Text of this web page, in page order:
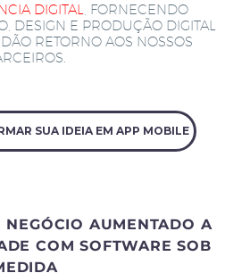
DIGITAL
, FORNECENDO
DESIGN E PRODUÇÃO DIGITAL
RETORNO AOS NOSSOS
SUA IDEIA EM APP MOBILE
NEGÓCIO AUMENTADO A
COM SOFTWARE SOB